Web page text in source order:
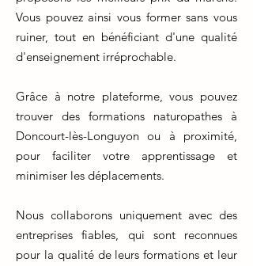
Vous pouvez ainsi vous former sans vous
ruiner, tout en bénéficiant d'une qualité
d'enseignement irréprochable.
Grâce à notre plateforme, vous pouvez
trouver des formations naturopathes à
Doncourt-lès-Longuyon ou à proximité,
pour faciliter votre apprentissage et
minimiser les déplacements.
Nous collaborons uniquement avec des
entreprises fiables, qui sont reconnues
pour la qualité de leurs formations et leur